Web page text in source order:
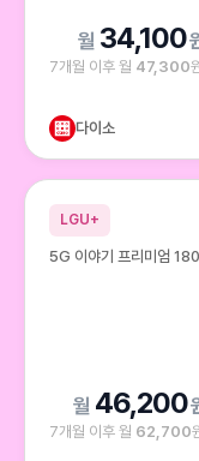
34,100
7개월 이후 월 47,300
다이소
LGU+
5G 이야기 프리미엄
46,200
7개월 이후 월 62,700